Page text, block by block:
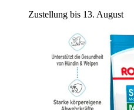
Zustellung bis 13. August